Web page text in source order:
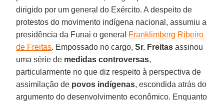
dirigido por um general do Exército. A despeito de
protestos do movimento indígena nacional, assumiu a
presidência da Funai o general Franklimberg Ribeiro
de Freitas. Empossado no cargo, Sr. Freitas assinou
uma série de medidas controversas,
particularmente no que diz respeito à perspectiva de
assimilação de povos indígenas, escondida atrás do
argumento do desenvolvimento econômico. Enquanto